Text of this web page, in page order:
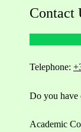
Contact
Telephone:
Do you have
Academic